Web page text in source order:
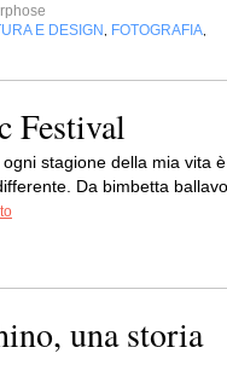
E DESIGN FOTOGRAFIA
Festival
stagione della mia vita è
Da bimbetta ballavo
una storia